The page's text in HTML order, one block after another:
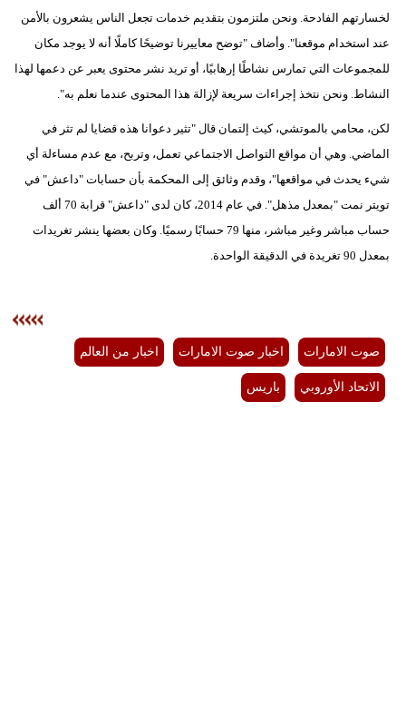
لخسارتهم الفادحة. ونحن ملتزمون بتقديم خدمات تجعل الناس يشعرون بالأمن
عند استخدام موقعنا". وأضاف "توضح معاييرنا توضيحًا كاملًا أنه لا يوجد مكان
للمجموعات التي تمارس نشاطًا إرهابيًا، أو تريد نشر محتوى يعبر عن دعمها لهذا
النشاط. ونحن نتخذ إجراءات سريعة لإزالة هذا المحتوى عندما نعلم به".
لكن، محامي بالموتشي، كيث إلتمان قال "تثير دعوانا هذه قضايا لم تثر في
الماضي. وهي أن مواقع التواصل الاجتماعي تعمل، وتربح، مع عدم مساءلة أي
شيء يحدث في مواقعها"، وقدم وثائق إلى المحكمة بأن حسابات "داعش" في
تويتر نمت "بمعدل مذهل". في عام 2014، كان لدى "داعش" قرابة 70 ألف
حساب مباشر وغير مباشر، منها 79 حسابًا رسميًا. وكان بعضها ينشر تغريدات
بمعدل 90 تغريدة في الدقيقة الواحدة.
صوت الامارات اخبار صوت الامارات اخبار من العالم
الاتحاد الأوروبي باريس